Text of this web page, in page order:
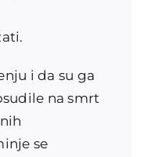
i da su ga
na smrt
se